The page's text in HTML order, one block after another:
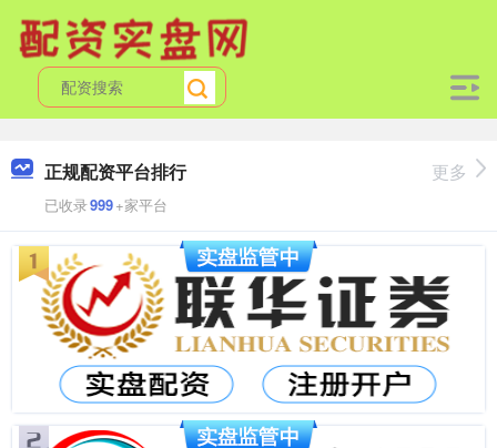
正规配资平台排行
已收录999+家平台
更多